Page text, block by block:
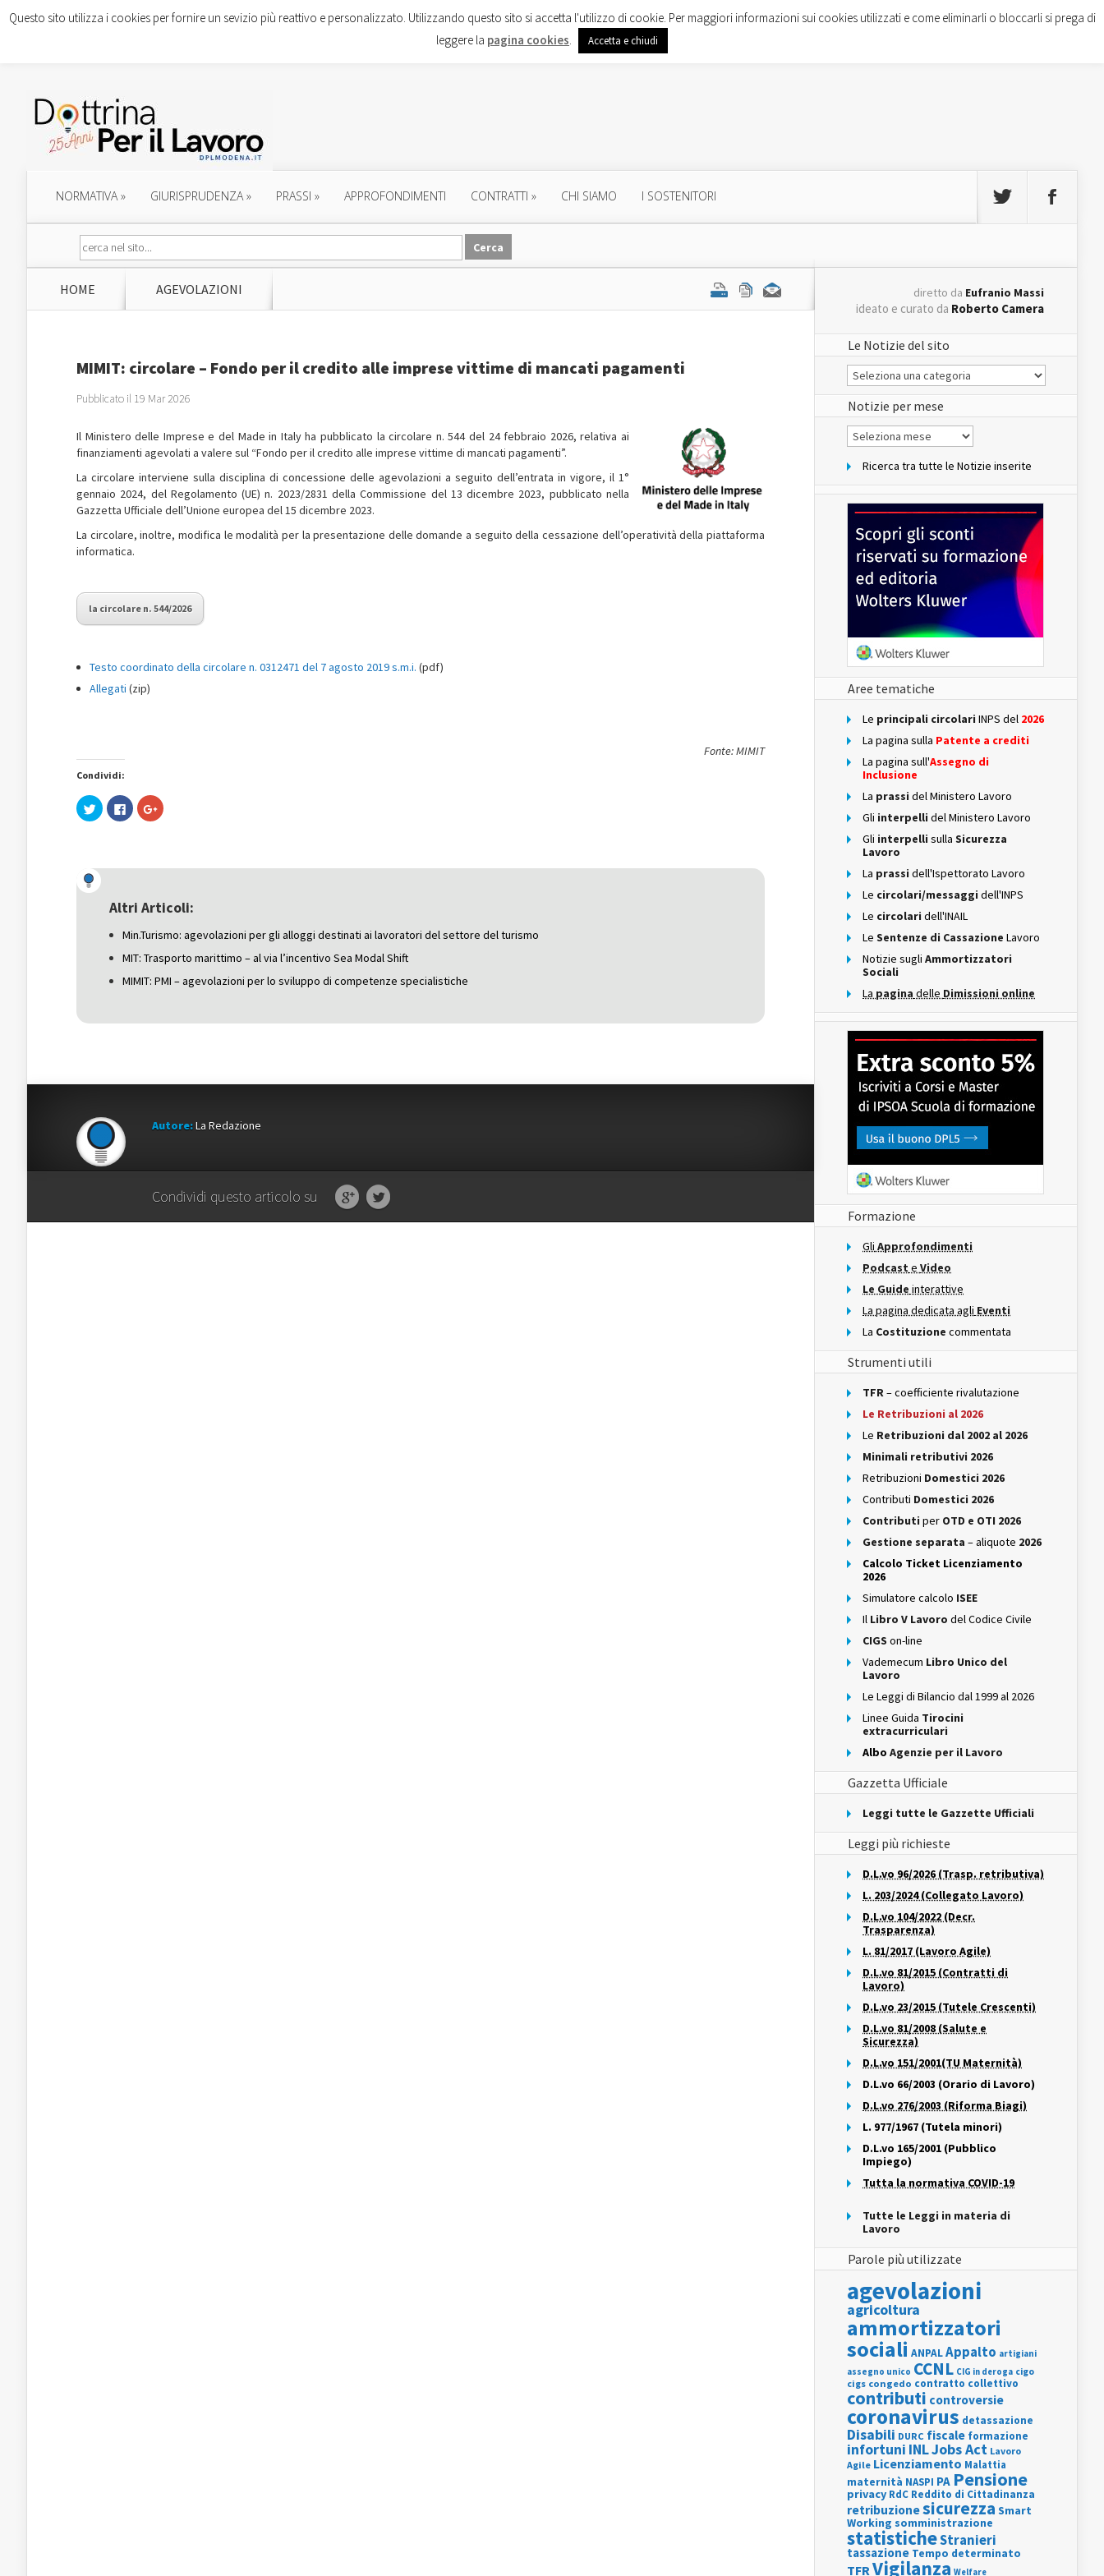
NORMATIVA» GIURISPRUDENZA» PRASSI » APPROFONDIMENTI CONTRATTI » CHI SIAMO I SOSTENITORI
HOME AGEVOLAZIONI
MIMIT: circolare – Fondo per il credito alle imprese vittime di mancati pagamenti
Pubblicato il 19 Mar 2026
Il Ministero delle Imprese e del Made in Italy ha pubblicato la circolare n. 544 del 24 febbraio 2026, relativa ai
finanziamenti agevolati a valere sul “Fondo per il credito alle imprese vittime di mancati pagamenti”.
La circolare interviene sulla disciplina di concessione delle agevolazioni a seguito dell’entrata in vigore, il 1°
gennaio 2024, del Regolamento (UE) n. 2023/2831 della Commissione del 13 dicembre 2023, pubblicato nella
Gazzetta Ufficiale dell’Unione europea del 15 dicembre 2023.
La circolare, inoltre, modifica le modalità per la presentazione delle domande a seguito della cessazione dell’operatività della piattaforma
informatica.
la circolare n. 544/2026
Testo coordinato della circolare n. 0312471 del 7 agosto 2019 s.m.i. (pdf)
Allegati (zip)
Fonte: MIMIT
Condividi:
Fai
clic
(Si
apre
una
nuova
Fai
clic
nuova
finestra)
Fai
clic
una
nuova
Altri Articoli:
Min.Turismo: agevolazioni per gli alloggi destinati ai lavoratori del settore del turismo
MIT: Trasporto marittimo – al via l’incentivo Sea Modal Shift
MIMIT: PMI – agevolazioni per lo sviluppo di competenze specialistiche
Autore:La Redazione
Condividi questo articolo su
diretto da Eufranio Massi
ideato e curato da Roberto Camera
Le Notizie del sito
Le
Notizie
del
sito
Notizie per mese
Notizie
per
Ricerca tra tutte le Notizie inserite
Aree tematiche
Le principali circolari INPS del 2026
La pagina sulla Patente a crediti
La pagina sull'Assegno di
Inclusione
La prassi del Ministero Lavoro
Gli interpelli del Ministero Lavoro
Gli interpelli sulla Sicurezza
Lavoro
La prassi dell'Ispettorato Lavoro
Le circolari/messaggi dell'INPS
Le circolari dell'INAIL
Le Sentenze di Cassazione Lavoro
Notizie sugli Ammortizzatori
Sociali
La pagina delle Dimissioni online
Formazione
Gli Approfondimenti
Podcast e Video
Le Guide interattive
La pagina dedicata agli Eventi
La Costituzione commentata
Strumenti utili
TFR– coefficiente rivalutazione
Le Retribuzioni al 2026
Le Retribuzioni dal 2002 al 2026
Minimali retributivi 2026
Retribuzioni Domestici 2026
Contributi Domestici 2026
Contributi per OTD e OTI 2026
Gestione separata – aliquote 2026
Calcolo Ticket Licenziamento
2026
Simulatore calcolo ISEE
Il Libro V Lavoro del Codice Civile
CIGS on-line
Vademecum Libro Unico del
Lavoro
Le Leggi di Bilancio dal 1999 al 2026
Linee Guida Tirocini
extracurriculari
Albo Agenzie per il Lavoro
Gazzetta Ufficiale
Leggi tutte le Gazzette Ufficiali
Leggi più richieste
D.L.vo 96/2026 (Trasp. retributiva)
L. 203/2024 (Collegato Lavoro)
D.L.vo 104/2022 (Decr.
Trasparenza)
L. 81/2017 (Lavoro Agile)
D.L.vo 81/2015 (Contratti di
Lavoro)
D.L.vo 23/2015 (Tutele Crescenti)
D.L.vo 81/2008 (Salute e
Sicurezza)
D.L.vo 151/2001(TU Maternità)
D.L.vo 66/2003 (Orario di Lavoro)
D.L.vo 276/2003 (Riforma Biagi)
L. 977/1967 (Tutela minori)
D.L.vo 165/2001 (Pubblico
Impiego)
Tutta la normativa COVID-19
Tutte le Leggi in materia di
Lavoro
Parole più utilizzate
agevolazioni
agricoltura
ammortizzatori
sociali ANPALAppalto artigiani
assegno unico CCNL CIG in deroga cigo
cigs congedo contratto collettivo
contributi controversie
coronavirus detassazione
Disabili DURC fiscale formazione
infortuni INLJobs Act Lavoro
Agile Licenziamento Malattia
maternità NASPI PA Pensione
privacy RdC Reddito di Cittadinanza
retribuzionesicurezza Smart
Working somministrazione
statisticheStranieri
tassazione Tempo determinato
TFRVigilanza Welfare
Questo sito utilizza i cookies per fornire un sevizio più reattivo e personalizzato. Utilizzando questo sito si accetta l'utilizzo di cookie. Per maggiori informazioni sui cookies utilizzati e come eliminarli o bloccarli si prega di
leggere la pagina cookies. Accetta e chiudi